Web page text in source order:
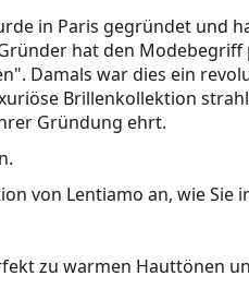
in Paris gegründet und
hat den
Damals war dies ein
Brillenkollektion
Gründung ehrt.
von Lentiamo an, wie Sie
zu warmen Hauttönen